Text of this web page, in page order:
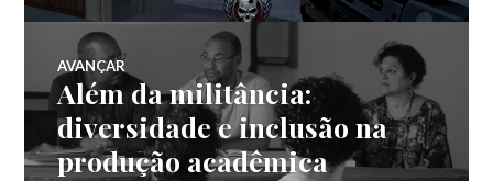
Post
AVANÇAR
Próximo
post:
Além da militância:
diversidade e inclusão na
produção acadêmica